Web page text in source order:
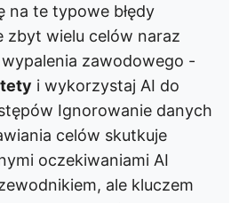
na te typowe błędy
zbyt wielu celów naraz
zawodowego -
i wykorzystaj AI do
Ignorowanie danych
celów skutkuje
oczekiwaniami AI
ale kluczem